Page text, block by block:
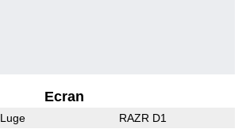
Ecran
Luge RAZR D1